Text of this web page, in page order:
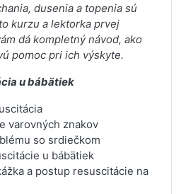
dusenia a topenia sú
kurzu a lektorka prvej
dá kompletný návod, ako
pomoc pri ich výskyte.
u bábätiek
varovných znakov
so srdiečkom
u bábätiek
a postup resuscitácie na